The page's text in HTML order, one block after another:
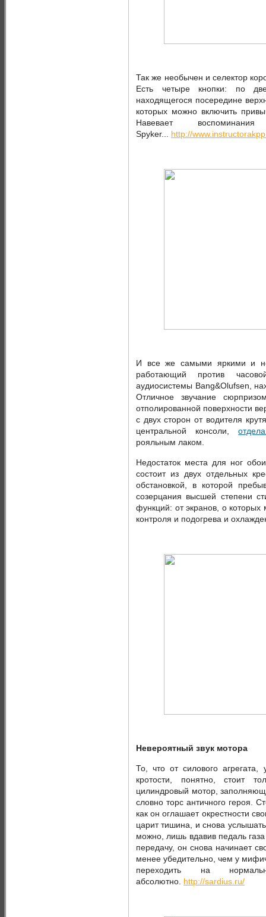
Так же необычен и селектор
Есть четыре кнопки: по
находящегося посередине
которых можно включить
Навевает
Spyker... http://
И все же самыми яркими и
работающий против
аудиосистемы Bang&Olufsen,
Отличное звучание
отполированной поверхности
с двух сторон от водителя
центральной консоли,
рояльным лаком.
Недостаток места для ног
состоит из двух отдельных
обстановкой, в которой
созерцания высшей степени
функций: от экранов, о
контроля и подогрева и
Невероятный звук мотора
То, что от силового агрегата,
кротости, понятно, стоит
цилиндровый мотор,
словно торс античного героя.
как он оглашает окрестности
царит тишина, и снова
можно, лишь вдавив педаль
передачу, он снова начинает
менее убедительно, чем у
переходить на
абсолютно. http://sardius.ru/